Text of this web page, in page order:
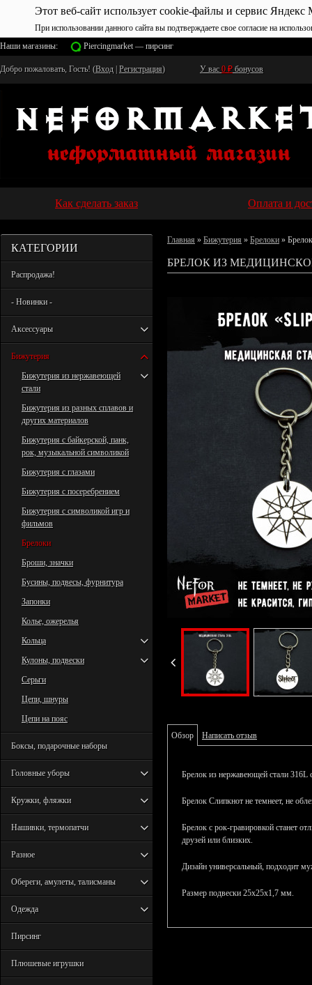
Этот веб-сайт использует cookie-файлы и сервис Яндекс
При использовании данного сайта вы подтверждаете свое согласие на
Наши магазины:
Piercingmarket — пирсинг
Добро пожаловать, Гость! (Вход Регистрация) У вас 0 ₽ бонусов
Как сделать заказ Оплата и
КАТЕГОРИИ
Распродажа!
- Новинки -
Аксессуары
Бижутерия
Бижутерия из нержавеющей
стали
Бижутерия из разных сплавов и
других материалов
Бижутерия с байкерской, панк,
рок, музыкальной символикой
Бижутерия с глазами
Бижутерия с посеребрением
Бижутерия с символикой игр и
фильмов
Брелоки
Броши, значки
Бусины, подвесы, фурнитура
Запонки
Колье, ожерелья
Кольца
Кулоны, подвески
Серьги
Цепи, шнуры
Цепи на пояс
Боксы, подарочные наборы
Головные уборы
Кружки, фляжки
Нашивки, термопатчи
Разное
Обереги, амулеты, талисманы
Одежда
Пирсинг
Плюшевые игрушки
Главная » Бижутерия » Брелоки »
БРЕЛОК ИЗ МЕДИЦИНСКОЙ
Обзор Написать отзыв
Брелок из нержавеющей стали 316L
Брелок Слипкнот не темнеет, не
Брелок с рок-гравировкой станет
друзей или близких.
Дизайн универсальный, подходит
Размер подвески 25х25х1,7 мм.